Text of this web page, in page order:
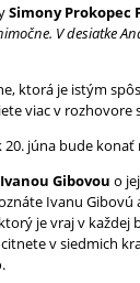
Simony Prokopec
V desiatke
ktorá je istým
viac v
júna bude
Gibovou o
Ivanu Gibovú
je vraj v každej
v siedmich